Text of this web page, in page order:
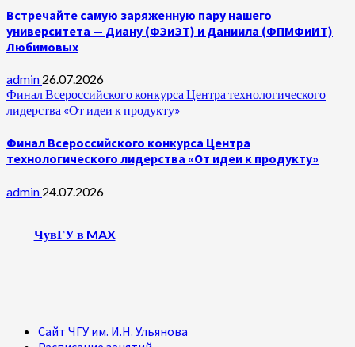
Встречайте самую заряженную пару нашего
университета — Диану (ФЭиЭТ) и Даниила (ФПМФиИТ)
Любимовых
admin 26.07.2026
Финал Всероссийского конкурса Центра технологического
лидерства «От идеи к продукту»
Финал Всероссийского конкурса Центра
технологического лидерства «От идеи к продукту»
admin 24.07.2026
ЧувГУ в MAX
Сайт ЧГУ им. И.Н. Ульянова